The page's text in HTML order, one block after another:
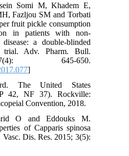
Somi M, Khadem E,
MH, Fazljou SM and Torbati
fruit pickle consumption
in patients with non-
disease: a double-blinded
trial. Adv. Pharm. Bull.
645-650.
The United States
42, NF 37). Rockville:
Convention, 2018.
O and Eddouks M.
of Capparis spinosa
Vasc. Dis. Res. 2015; 3(5):